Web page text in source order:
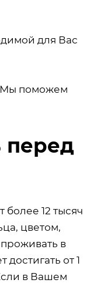
для Вас
Мы поможем
перед
12 тысяч
цветом,
в
от 1
в Вашем